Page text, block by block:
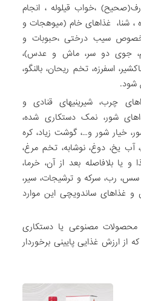
،خواب قیلوله ، انجام
، شنا، غذاهای خام (میوه­جات و
خصوص سیب درختی ،حبوبات و
جوی دو سر، ماش و عدس)،
اسفرزه، تخم ریحان، بالنگو،
شود.
چرب، شیرینی­های قنادی و
شور، نمک دستکاری شده،
خیار شور و…، گوشت زیاد، کره
آب یخ، دوغ، نوشابه، تخم مرغ،
و یا بلافاصله بعد از آن، خرما،
رب، سرکه و ترشیجات، سیر،
و غذاهای ساندویچی این موارد
محصولات مصنوعی یا دستکاری
ارزش غذایی پایینی برخوردار